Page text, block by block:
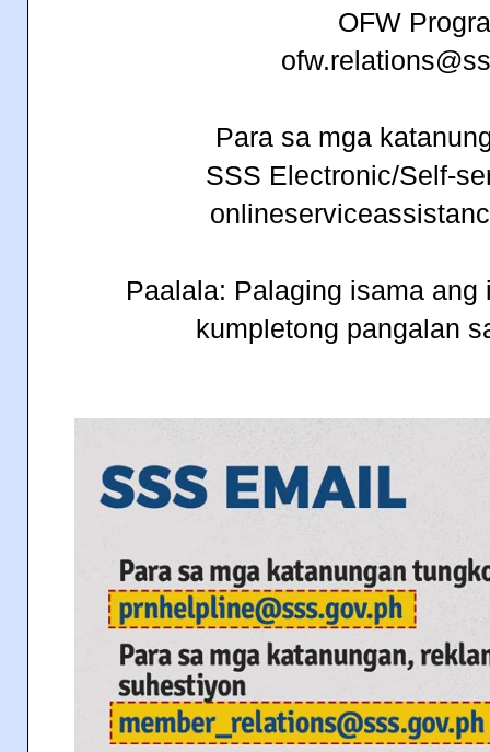
OFW
Para sa mga
SSS Electronic/Self-
Paalala: Palaging isama
kumpletong pangalan